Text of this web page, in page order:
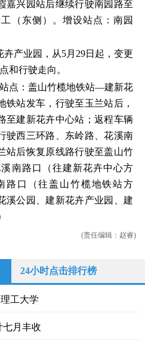
嘉兴园站后继续行驶南园路至
（东侧）。增设站点：南园
产业园，从5月29日起，变更
和行驶走向。
点：盖山竹榄地铁站—建新花
铁站发车，行驶至玉兰站后，
至建新花卉中心站；返程车辆
驶西三环路、东岭路、花溪南
站后恢复原线路行驶至盖山竹
南路口（往建新花卉中心方
路口（往盖山竹榄地铁站方
溪公园、建新花卉产业园、建
(责任编辑：赵睿)
24小时点击排行榜
工大学
七月丰收